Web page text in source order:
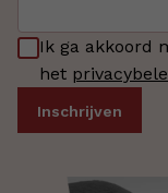
Ik ga akkoord
het